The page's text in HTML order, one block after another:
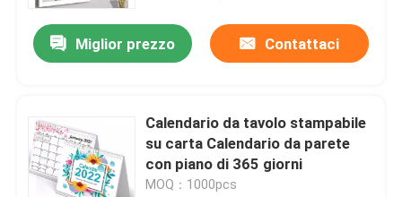
Miglior prezzo Contattaci
Calendario da tavolo stampabile
su carta Calendario da parete
con piano di 365 giorni
MOQ：1000pcs